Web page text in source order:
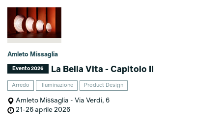
Amleto Missaglia
Evento 2026 La Bella Vita - Capitolo II
Arredo Illuminazione Product Design
Amleto Missaglia - Via Verdi, 6
21-26 aprile 2026